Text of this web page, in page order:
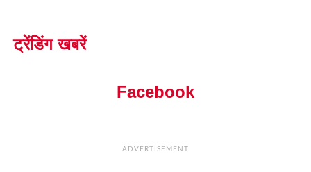
ट्रेंडिंग खबरें
Facebook
ADVERTISEMENT